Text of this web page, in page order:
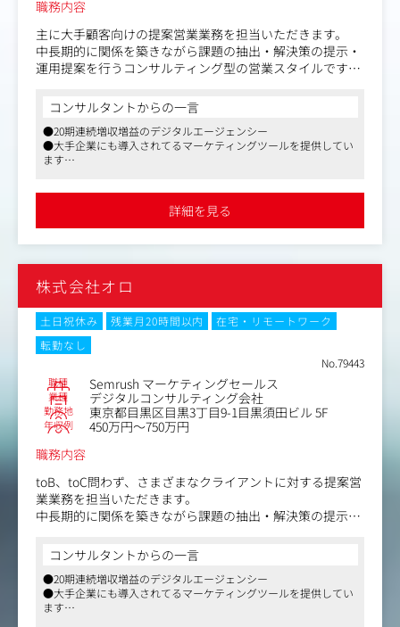
職務内容
主に大手顧客向けの提案営業業務を担当いただきます。
中長期的に関係を築きながら課題の抽出・解決策の提示・
運用提案を行うコンサルティング型の営業スタイルです。
調整を行い、導入に向けた意思決定の推進をリードいただ
きます。
同時にご対応いただくクライアントの数は厳選し、数より
も質重視でのフェイジングを行っていただくため、真にク
ライアントに向き合ったご提案をしていただけます。
ティング・営業活動にまで幅広く携わる機会があります。
・受注対応
・オンボーディング
・リード獲得のためのオンライン/オフラインを跨いだマ
ーケティング戦略の立案、実行、改善
・オンライン/オフラインイベントの企画設計実施
・アウトバンドによる大手企業へのアウトリーチなど
【従事すべき業務の変更の範囲】同社業務全般
コンサルタントからの一言
●20期連続増収増益のデジタルエージェンシー
●大手企業にも導入されてるマーケティングツールを提供してい
ます
詳細を見る
株式会社オロ
土日祝休み 残業月20時間以内
在宅・リモートワーク
転勤なし
No.79443
職種 Semrush マーケティングセールス
業種 デジタルコンサルティング会社
勤務地 東京都目黒区目黒3丁目9-1目黒須田ビル 5F
年収例
450万円～750万円
職務内容
toB、toC問わず、さまざまなクライアントに対する提案営
業業務を担当いただきます。
中長期的に関係を築きながら課題の抽出・解決策の提示・
提案にあたってはクライアントの複数部署・意思決定者と
調整を行い、導入に向けた意思決定の推進をリードいただ
きます。
さまざまなプロダクトのマーケティング課題にご対応いた
だくため、非常に広範囲で応用力の効くマーケティングス
コンサルタントからの一言
●20期連続増収増益のデジタルエージェンシー
●大手企業にも導入されてるマーケティングツールを提供してい
ます